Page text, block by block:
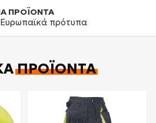
ΠΡΟΪΟΝΤΑ
πρότυπα
ΠΡΟΪΌΝΤΑ